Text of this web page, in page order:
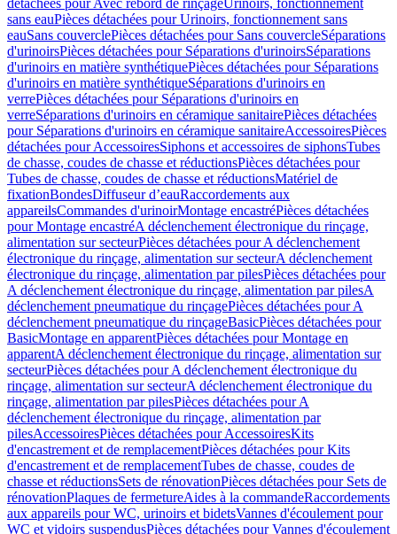
détachées pour Avec rebord de rinçageUrinoirs, fonctionnement
sans eauPièces détachées pour Urinoirs, fonctionnement sans
eauSans couverclePièces détachées pour Sans couvercleSéparations
d'urinoirsPièces détachées pour Séparations d'urinoirsSéparations
d'urinoirs en matière synthétiquePièces détachées pour Séparations
d'urinoirs en matière synthétiqueSéparations d'urinoirs en
verrePièces détachées pour Séparations d'urinoirs en
verreSéparations d'urinoirs en céramique sanitairePièces détachées
pour Séparations d'urinoirs en céramique sanitaireAccessoiresPièces
détachées pour AccessoiresSiphons et accessoires de siphonsTubes
de chasse, coudes de chasse et réductionsPièces détachées pour
Tubes de chasse, coudes de chasse et réductionsMatériel de
fixationBondesDiffuseur d’eauRaccordements aux
appareilsCommandes d'urinoirMontage encastréPièces détachées
pour Montage encastréA déclenchement électronique du rinçage,
alimentation sur secteurPièces détachées pour A déclenchement
électronique du rinçage, alimentation sur secteurA déclenchement
électronique du rinçage, alimentation par pilesPièces détachées pour
A déclenchement électronique du rinçage, alimentation par pilesA
déclenchement pneumatique du rinçagePièces détachées pour A
déclenchement pneumatique du rinçageBasicPièces détachées pour
BasicMontage en apparentPièces détachées pour Montage en
apparentA déclenchement électronique du rinçage, alimentation sur
secteurPièces détachées pour A déclenchement électronique du
rinçage, alimentation sur secteurA déclenchement électronique du
rinçage, alimentation par pilesPièces détachées pour A
déclenchement électronique du rinçage, alimentation par
pilesAccessoiresPièces détachées pour AccessoiresKits
d'encastrement et de remplacementPièces détachées pour Kits
d'encastrement et de remplacementTubes de chasse, coudes de
chasse et réductionsSets de rénovationPièces détachées pour Sets de
rénovationPlaques de fermetureAides à la commandeRaccordements
aux appareils pour WC, urinoirs et bidetsVannes d'écoulement pour
WC et vidoirs suspendusPièces détachées pour Vannes d'écoulement